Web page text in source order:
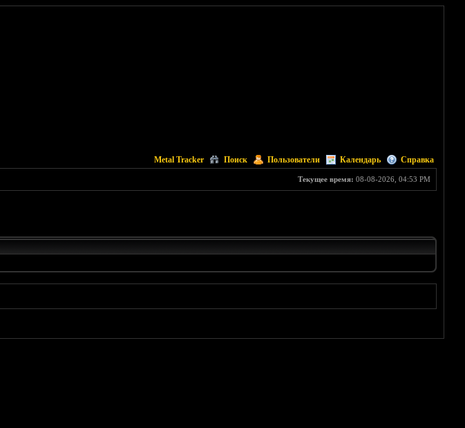
Metal Tracker Поиск Пользователи Календарь Справка
Текущее время: 08-08-2026, 04:53 PM